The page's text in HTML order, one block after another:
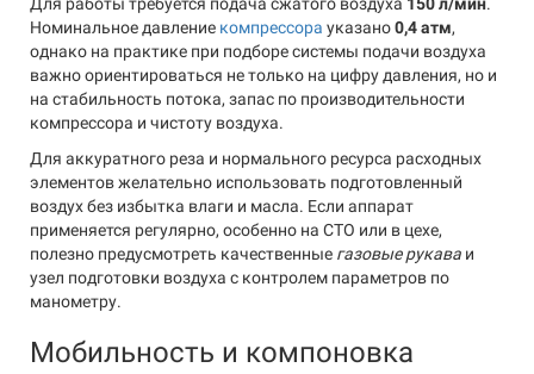
Номинальное давление компрессора указано0,4 атм,
однако на практике при подборе системы подачи воздуха
важно ориентироваться не только на цифру давления, но и
на стабильность потока, запас по производительности
компрессора и чистоту воздуха.
Для аккуратного реза и нормального ресурса расходных
элементов желательно использовать подготовленный
воздух без избытка влаги и масла. Если аппарат
применяется регулярно, особенно на СТО или в цехе,
полезно предусмотреть качественные газовые рукава и
узел подготовки воздуха с контролем параметров по
манометру.
Мобильность и компоновка